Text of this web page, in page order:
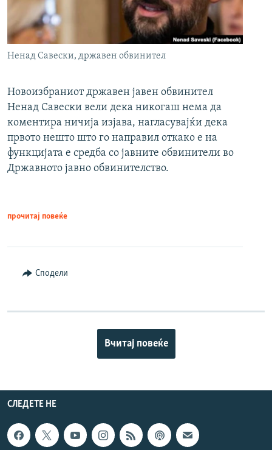
Ненад Савески, државен обвинител
Новоизбраниот државен јавен обвинител
Ненад Савески вели дека никогаш нема да
коментира ничија изјава, нагласувајќи дека
првото нешто што го направил откако е на
функцијата е средба со јавните обвинители во
Државното јавно обвинителство.
прочитај повеќе
Сподели
Вчитај повеќе
СЛЕДЕТЕ НЕ